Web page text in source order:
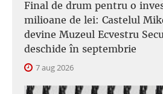
Final de drum pentru o
milioane de lei: Castelul
devine Muzeul Ecvestru
deschide în septembrie
7 aug 2026